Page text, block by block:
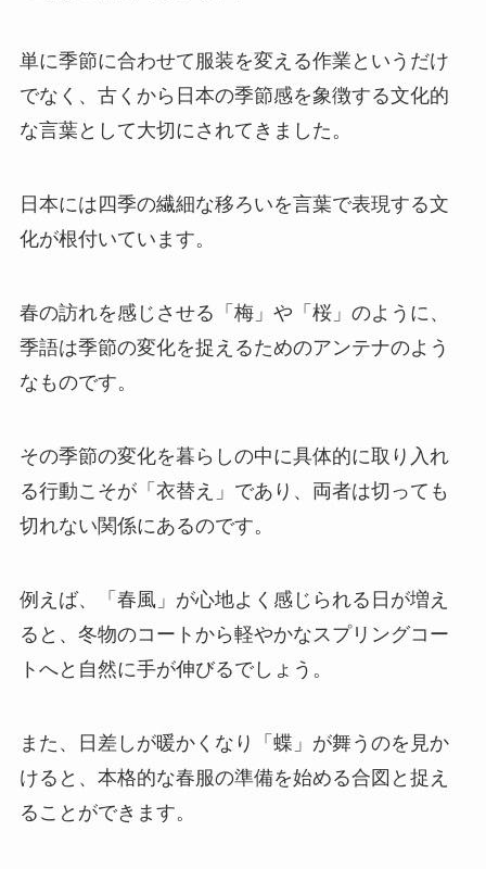
単に季節に合わせて服装を変える作業というだけ
でなく、古くから日本の季節感を象徴する文化的
な言葉として大切にされてきました。
日本には四季の繊細な移ろいを言葉で表現する文
化が根付いています。
春の訪れを感じさせる「梅」や「桜」のように、
季語は季節の変化を捉えるためのアンテナのよう
なものです。
その季節の変化を暮らしの中に具体的に取り入れ
る行動こそが「衣替え」であり、両者は切っても
切れない関係にあるのです。
例えば、「春風」が心地よく感じられる日が増え
ると、冬物のコートから軽やかなスプリングコー
トへと自然に手が伸びるでしょう。
また、日差しが暖かくなり「蝶」が舞うのを見か
けると、本格的な春服の準備を始める合図と捉え
ることができます。